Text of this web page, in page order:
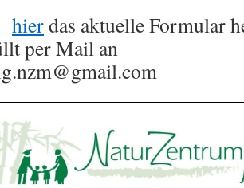
hierdas aktuelle Formular
per Mail an